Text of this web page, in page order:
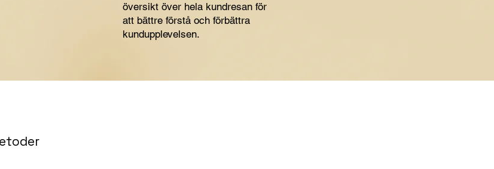
översikt över hela kundresan för
att bättre förstå och förbättra
kundupplevelsen.